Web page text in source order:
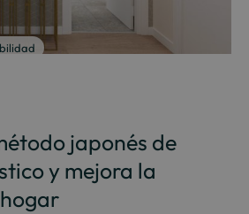
japonés de
y mejora la